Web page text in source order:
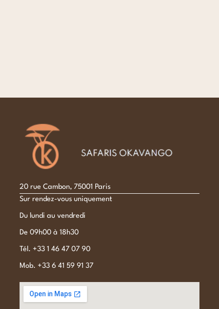
20 rue Cambon, 75001 Paris
Sur rendez-vous uniquement
Du lundi au vendredi
De 09h00 à 18h30
Tél. +33 1 46 47 07 90
Mob. +33 6 41 59 91 37